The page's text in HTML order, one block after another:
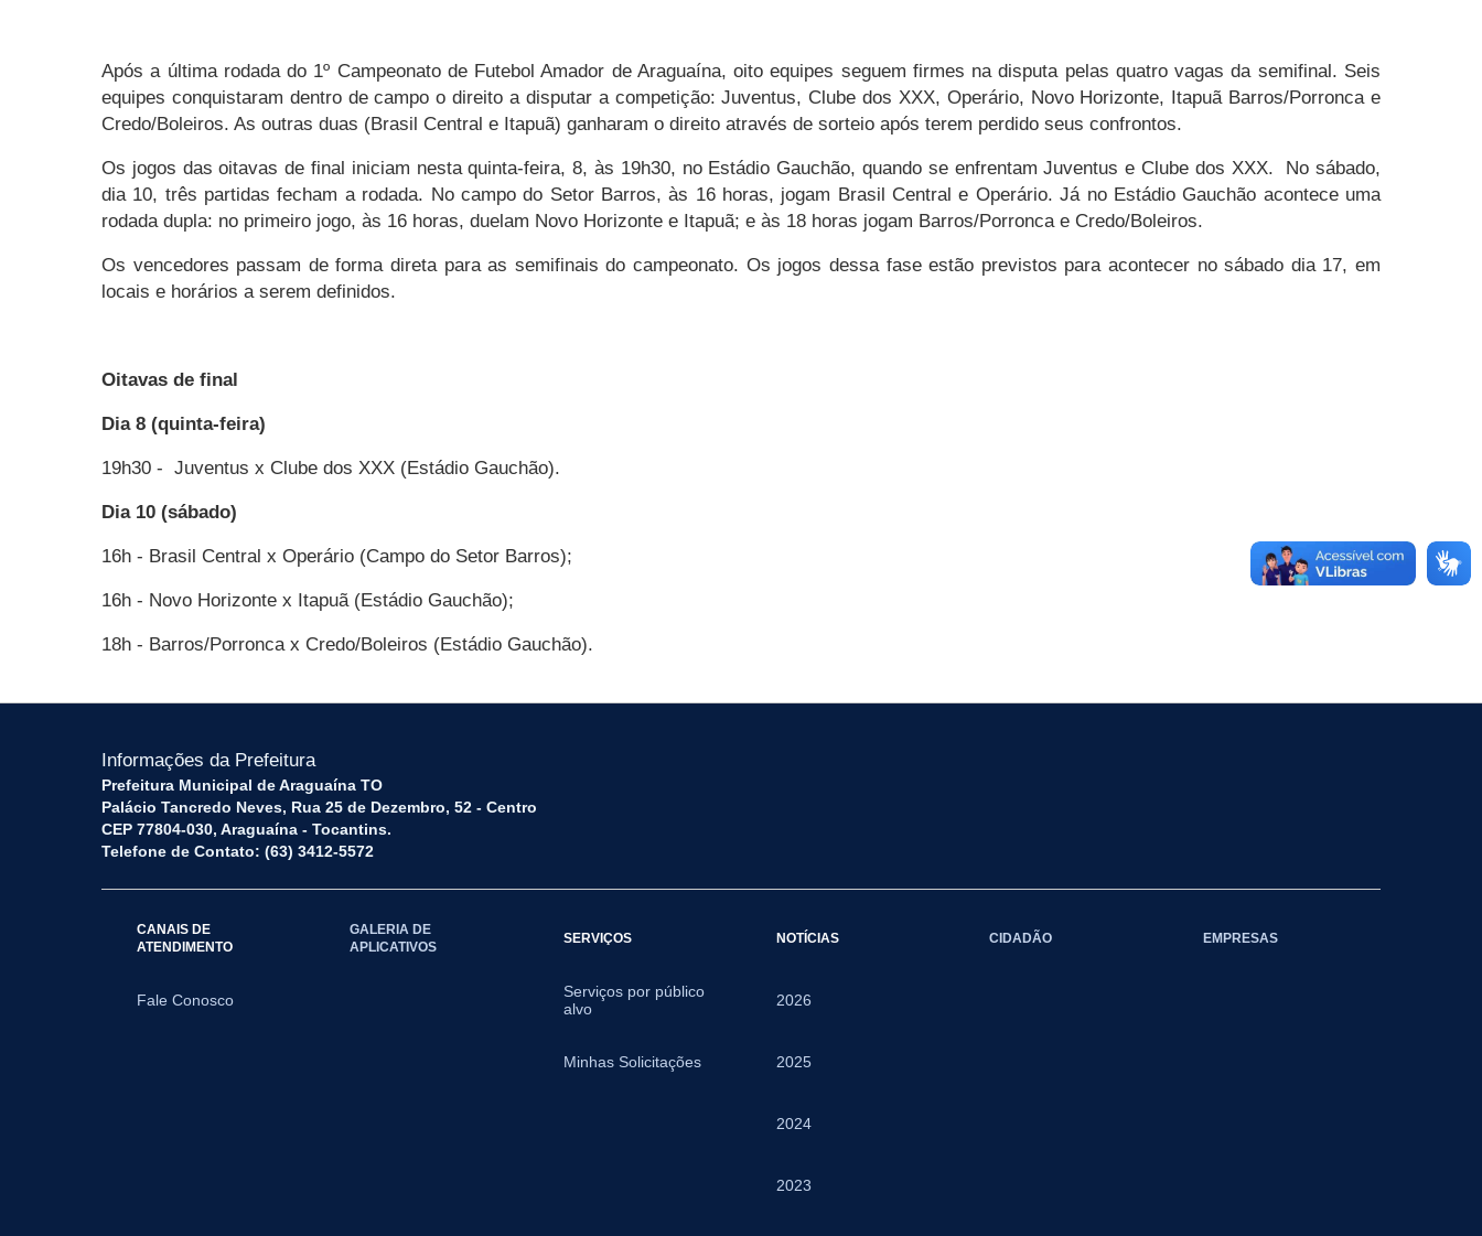
Após a última rodada do 1º Campeonato de Futebol Amador de Araguaína, oito equipes seguem firmes na disputa pelas quatro vagas da semifinal. Seis
equipes conquistaram dentro de campo o direito a disputar a competição: Juventus, Clube dos XXX, Operário, Novo Horizonte, Itapuã Barros/Porronca e
Credo/Boleiros. As outras duas (Brasil Central e Itapuã) ganharam o direito através de sorteio após terem perdido seus confrontos.
Os jogos das oitavas de final iniciam nesta quinta-feira, 8, às 19h30, no Estádio Gauchão, quando se enfrentam Juventus e Clube dos XXX. No sábado,
dia 10, três partidas fecham a rodada. No campo do Setor Barros, às 16 horas, jogam Brasil Central e Operário. Já no Estádio Gauchão acontece uma
rodada dupla: no primeiro jogo, às 16 horas, duelam Novo Horizonte e Itapuã; e às 18 horas jogam Barros/Porronca e Credo/Boleiros.
Os vencedores passam de forma direta para as semifinais do campeonato. Os jogos dessa fase estão previstos para acontecer no sábado dia 17, em
locais e horários a serem definidos.
Oitavas de final
Dia 8 (quinta-feira)
19h30 - Juventus x Clube dos XXX (Estádio Gauchão).
Dia 10 (sábado)
16h - Brasil Central x Operário (Campo do Setor Barros);
16h - Novo Horizonte x Itapuã (Estádio Gauchão);
18h - Barros/Porronca x Credo/Boleiros (Estádio Gauchão).
Informações da Prefeitura
Prefeitura Municipal de Araguaína TO
Palácio Tancredo Neves, Rua 25 de Dezembro, 52 - Centro
CEP 77804-030, Araguaína - Tocantins.
Telefone de Contato: (63) 3412-5572
CANAIS DE
ATENDIMENTO
Fale Conosco
GALERIA DE
APLICATIVOS
SERVIÇOS
Serviços por público
alvo
Minhas Solicitações
NOTÍCIAS
2026
2025
2024
2023
CIDADÃO EMPRESAS